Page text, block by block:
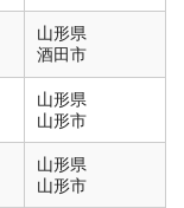
山形県
酒田市
山形県
山形市
山形県
山形市